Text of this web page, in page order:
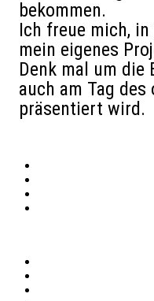
bekommen.
Ich freue mich,
mein eigenes
Denk mal um die
auch am Tag
präsentiert wird.